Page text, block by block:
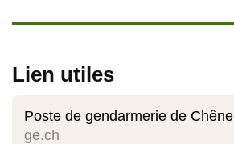
Lien utiles
Poste de gendarmerie de Chêne
ge.ch